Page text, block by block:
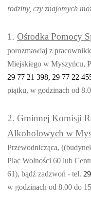
rodziny, czy znajomych
1. Ośrodka Pomocy
porozmawiaj z
Miejskiego w Myszyńcu,
29 77 21 398, 29 77 22
piątku, w godzinach od
2. Gminnej Komisji
Alkoholowych w
Przewodnicząca,
Plac Wolności 60 lub
61), bądź zadzwoń - tel.
w godzinach od 8.00 do